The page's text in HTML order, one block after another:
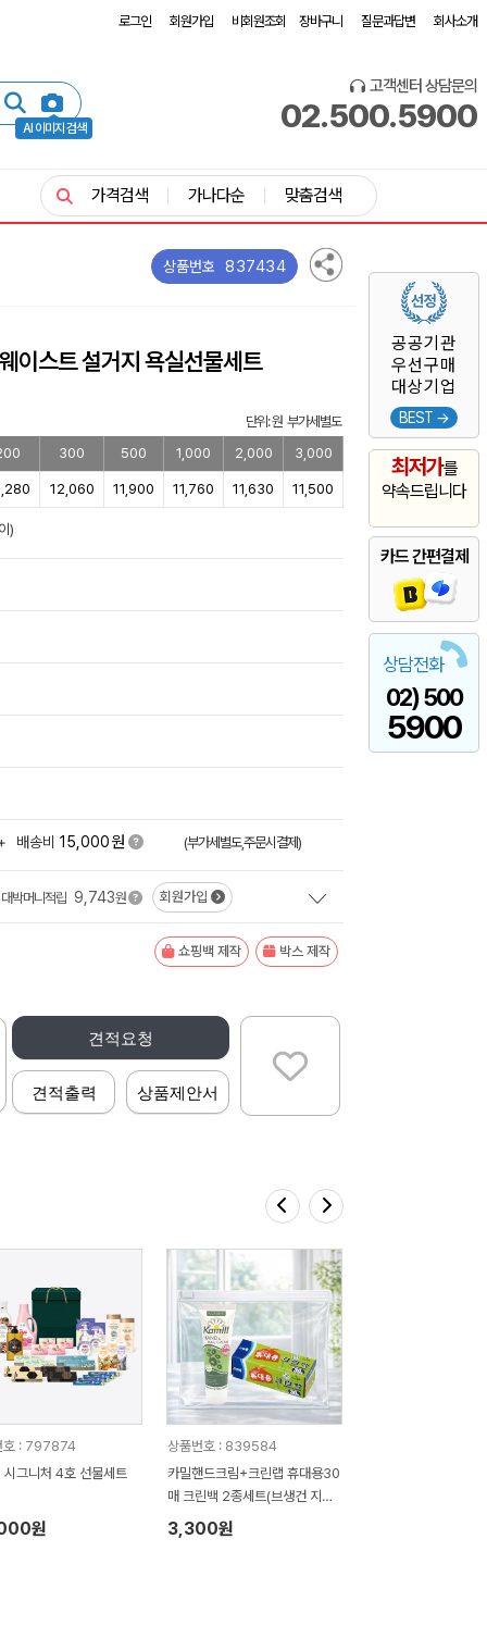
로그인 회원가입 비회원조회 장바구니 질문과답변 회사소개
AI 이미지 검색
고객센터 상담문의
02.500.5900
공공기관
우선구매
대상기업
BEST →
최저가를
약속드립니다
카드 간편결제
상담전화
02) 500
5900
가격검색 가나다순 맞춤검색
상품번호 837434
이스트 설거지 욕실선물세트
단위: 원 부가세별도
300 500 1,000 2,000 3,000
12,060 11,900 11,760 11,630 11,500
)
배송비 15,000원 (부가세별도,주문시결제)
대박머니적립 9,743원 회원가입
쇼핑백 제작 박스 제작
견적요청
견적출력 상품제안서
호 : 797874
그니처 4호 선물세트
원
상품번호 : 839584
카밀핸드크림+크린랩 휴대용30
매 크린백 2종세트(브생건 지퍼
백)
3,300원